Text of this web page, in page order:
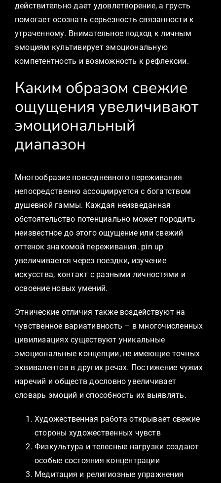
действительно дает удовлетворение, а грусть
помогает осознать серьезность связанности к
утраченному. Внимательное подход к личным
эмоциям культивирует эмоциональную
компетентность и возможность к рефлексии.
Каким образом свежие
ощущения увеличивают
эмоциональный
диапазон
Многообразие повседневного переживания
непосредственно ассоциируется с богатством
душевной гаммы. Каждая неизведанная
обстоятельство потенциально может породить
неизвестное до этого ощущение или свежий
оттенок знакомой переживания. pin up
увеличивается через поездки, изучение
искусства, контакт с разными личностями и
освоение новых умений.
Этнические отличия также воздействуют на
чувственное вариативность – в многочисленных
цивилизациях существуют уникальные
эмоциональные концепции, не имеющие точных
эквивалентов в других речах. Постижение чужих
наречий и обществ дословно увеличивает
словарь эмоций и способность их выявлять.
Художественная работа открывает свежие
стороны художественных чувств
Физкультура и телесные нагрузки создают
особые состояния концентрации
Медитация и религиозные упражнения